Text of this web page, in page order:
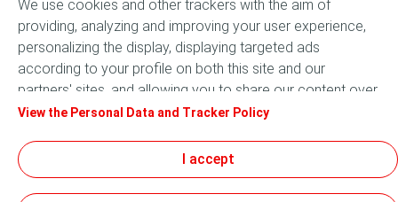
Nous contacter
Suivez-nous
Conditions Générales de Vente
We use cookies and other trackers with the aim of
providing, analyzing and improving your user experience,
personalizing the display, displaying targeted ads
according to your profile on both this site and our
partners' sites, and allowing you to share our content over
social media. In accordance with French legislation,
default. You can change your cookie settings at any time
by clicking on the "Manage my cookies" button. By clicking
on the "Accept" button, you agree that we may store all
View the Personal Data and Tracker Policy
I accept